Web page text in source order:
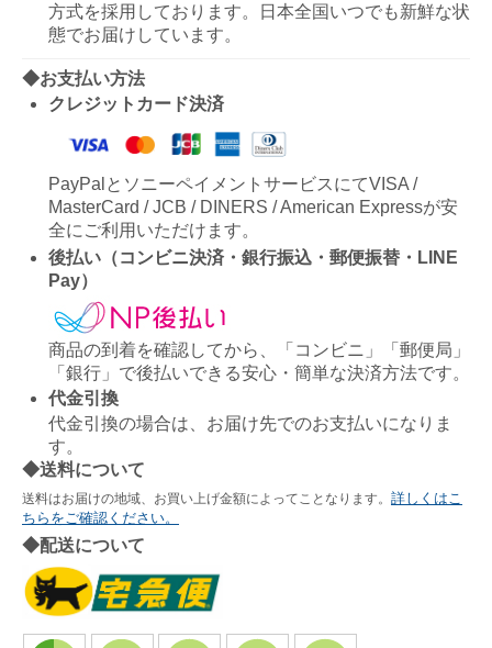
方式を採用しております。日本全国いつでも新鮮な状
態でお届けしています。
◆お支払い方法
クレジットカード決済
PayPalとソニーペイメントサービスにてVISA /
MasterCard / JCB / DINERS / American Expressが安
全にご利用いただけます。
後払い（コンビニ決済・銀行振込・郵便振替・LINE
Pay）
商品の到着を確認してから、「コンビニ」「郵便局」
「銀行」で後払いできる安心・簡単な決済方法です。
代金引換
代金引換の場合は、お届け先でのお支払いになりま
す。
◆送料について
送料はお届けの地域、お買い上げ金額によってことなります。 詳しくはこ
ちらをご確認ください。
◆配送について